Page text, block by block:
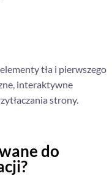
tła i pierwszego
interaktywne
strony.
do